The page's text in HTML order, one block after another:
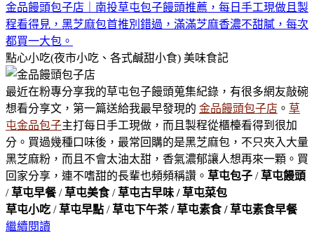
金品饅頭包子店｜南投草屯包子饅頭推薦，每日手工現做且製
程看得見，黑芝麻包首推別錯過，滿滿芝麻香濃不甜膩，每次
都買一大包。
點心小吃(夜市小吃、各式鹹甜小食) 美味食記
最近在粉專分享我的草屯包子饅頭蒐集紀錄，有很多網友敲碗
想看分享文，第一篇送給我最早發現的 金品饅頭包子店 。 草
屯金品包子主打每日手工現做，而且製程從櫃檯看得到很加
分。買過幾種口味後，最常回購的是黑芝麻包，不只夾入大量
黑芝麻粉，而且不會太油太甜，香氣濃郁讓人想再來一顆。買
回家分享，連不嗜甜的長輩也頻頻稱讚。 草屯包子 /草屯饅頭
/草屯早餐/草屯美食/草屯古早味 / 草屯菜包
草屯小吃 /草屯早點 /草屯下午茶 / 草屯素食 / 草屯素食早餐
繼續閱讀